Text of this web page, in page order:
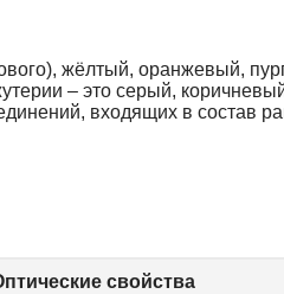
жёлтый, оранжевый,
– это серый,
входящих в состав
свойства